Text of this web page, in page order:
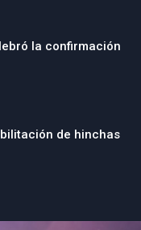
la confirmación
de hinchas